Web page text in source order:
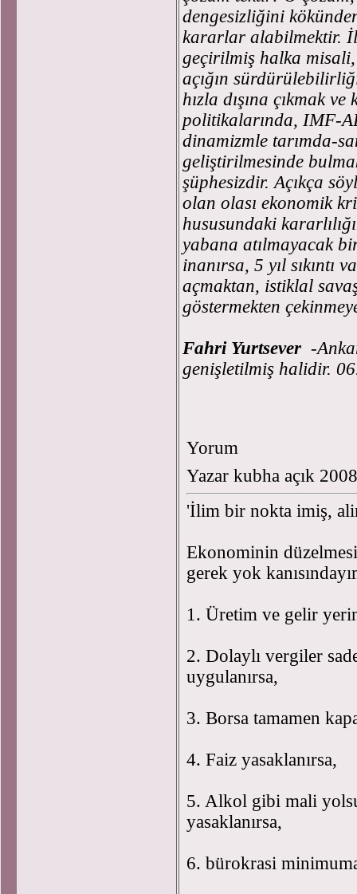
dengesizliğini
kararlar alabilmektir.
geçirilmiş halka
açığın
hızla dışına çıkmak
politikalarında, IMF-
dinamizmle tarımda-
geliştirilmesinde
şüphesizdir. Açıkça
olan olası ekonomik
hususundaki
yabana atılmayacak
inanırsa, 5 yıl sıkıntı
açmaktan, istiklal
göstermekten
Fahri Yurtsever -
genişletilmiş halidir.
Yorum
Yazar kubha açık
'İlim bir nokta imiş,
Ekonominin
gerek yok
1. Üretim ve gelir
2. Dolaylı vergiler
uygulanırsa,
3. Borsa tamamen
4. Faiz yasaklanırsa,
5. Alkol gibi mali
yasaklanırsa,
6. bürokrasi